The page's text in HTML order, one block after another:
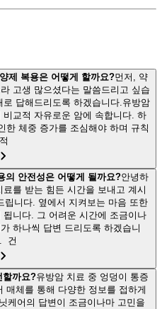
제 복용은 어떻게 할까요?먼저, 약
고생 많으셨다는 말씀드리고 싶습
답해드리도록 하겠습니다.유방암
교적 자유로운 암에 속합니다. 하
한 체중 증가를 조심해야 하며 규칙
적
의 안전성은 어떻게 될까요?안녕하
를 받는 힘든 시간을 보내고 계시
립니다. 옆에서 지켜보는 마음 또한
니다. 그 어려운 시간에 조금이나
하나씩 답변 드리도록 하겠습니
건
할까요?유방암 치료 중 엉덩이 통증
매체를 통해 다양한 정보를 접하게
케어의 답변이 조금이나마 고민을